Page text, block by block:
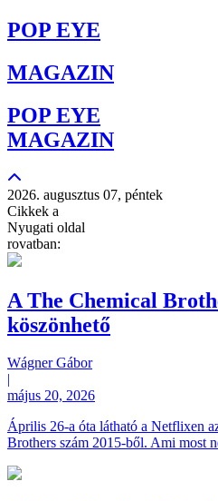
POP EYE
MAGAZIN
POP EYE
MAGAZIN
2026. augusztus 07, péntek
Cikkek a
Nyugati oldal
rovatban:
A The Chemical
köszönhető
Wágner Gábor
|
május 20, 2026
Április 26-a óta látható a Netflixen
Brothers szám 2015-ből. Ami most